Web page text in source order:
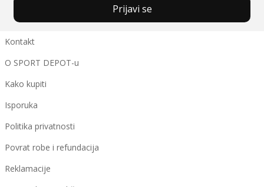
Prijavi se
Kontakt
O SPORT DEPOT-u
Kako kupiti
Isporuka
Politika privatnosti
Povrat robe i refundacija
Reklamacije